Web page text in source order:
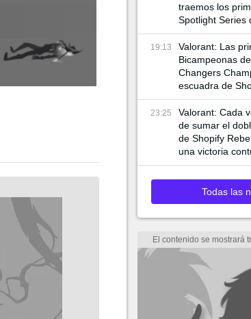
traemos los
Spotlight Series
jugadores de
Changers
19:13
Valorant: Las
Bicampeonas
Changers
escuadra de
consigue
ante MIBR para
23:25
Valorant: Cada
de sumar el
de Shopify
una victoria
G2 para
final
Todas las